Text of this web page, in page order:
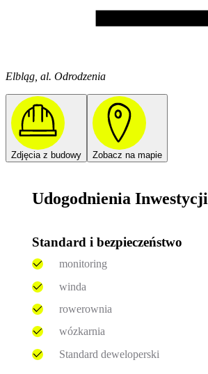
Elbląg, al. Odrodzenia
Zdjęcia z budowy Zobacz na mapie
Udogodnienia Inwestycji
Standard i bezpieczeństwo
monitoring
winda
rowerownia
wózkarnia
Standard deweloperski